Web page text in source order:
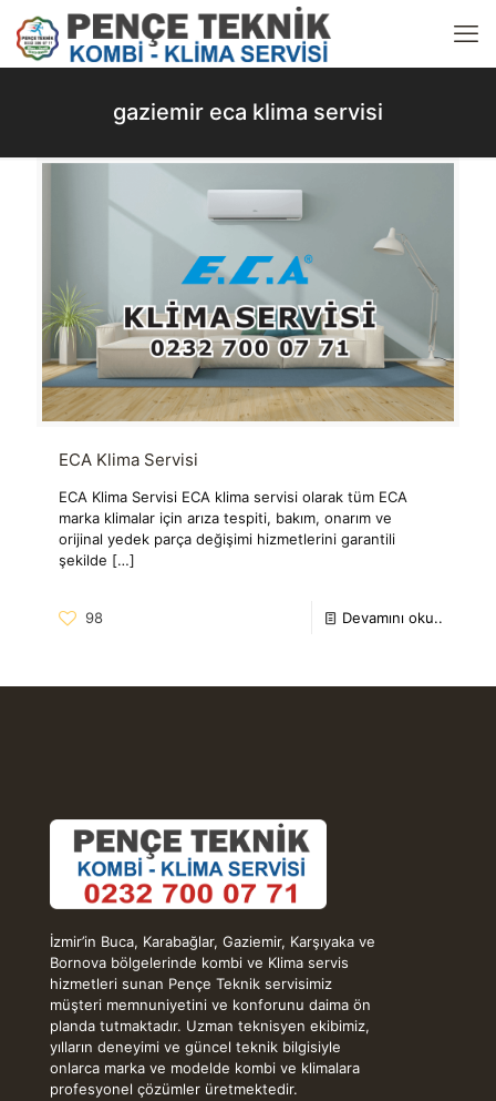
gaziemir eca klima servisi
ECA Klima Servisi
ECA Klima Servisi ECA klima servisi olarak tüm ECA
marka klimalar için arıza tespiti, bakım, onarım ve
orijinal yedek parça değişimi hizmetlerini garantili
şekilde […]
98 Devamını oku..
İzmir’in Buca, Karabağlar, Gaziemir, Karşıyaka ve
Bornova bölgelerinde kombi ve Klima servis
hizmetleri sunan Pençe Teknik servisimiz
müşteri memnuniyetini ve konforunu daima ön
planda tutmaktadır. Uzman teknisyen ekibimiz,
yılların deneyimi ve güncel teknik bilgisiyle
onlarca marka ve modelde kombi ve klimalara
profesyonel çözümler üretmektedir.